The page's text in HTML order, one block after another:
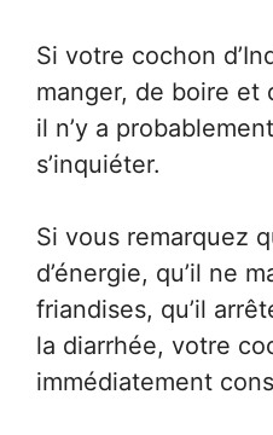
Si votre cochon
manger, de boire et
il n’y a
s’inquiéter.
Si vous remarquez
d’énergie, qu’il ne
friandises, qu’il
la diarrhée, votre
immédiatement